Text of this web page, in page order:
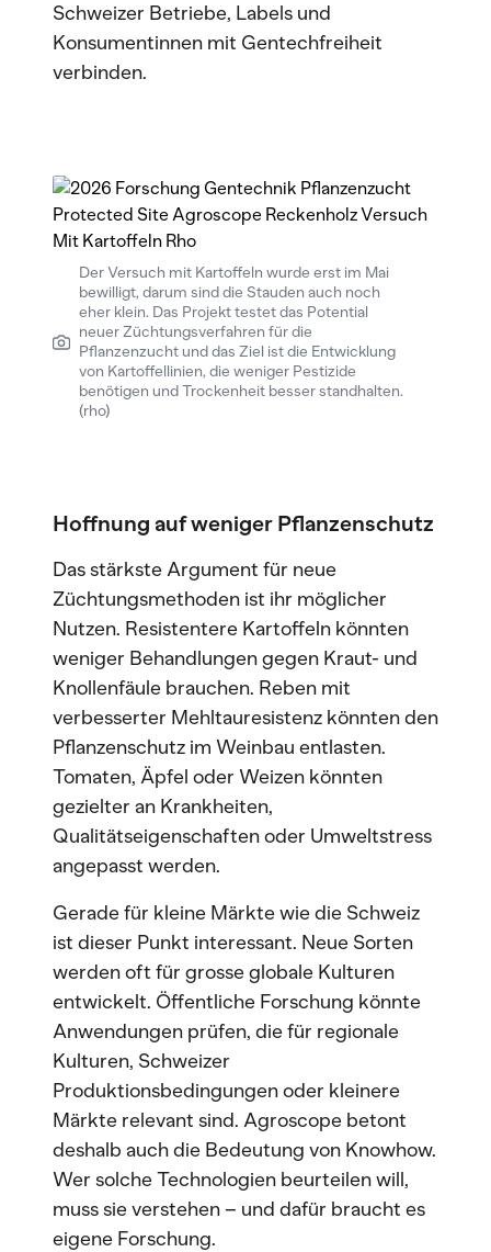
Schweizer Betriebe, Labels und
Konsumentinnen mit Gentechfreiheit
verbinden.
Der Versuch mit Kartoffeln wurde erst im Mai
bewilligt, darum sind die Stauden auch noch
eher klein. Das Projekt testet das Potential
neuer Züchtungsverfahren für die
Pflanzenzucht und das Ziel ist die Entwicklung
von Kartoffellinien, die weniger Pestizide
benötigen und Trockenheit besser standhalten.
(rho)
Hoffnung auf weniger Pflanzenschutz
Das stärkste Argument für neue
Züchtungsmethoden ist ihr möglicher
Nutzen. Resistentere Kartoffeln könnten
weniger Behandlungen gegen Kraut- und
Knollenfäule brauchen. Reben mit
verbesserter Mehltauresistenz könnten den
Pflanzenschutz im Weinbau entlasten.
Tomaten, Äpfel oder Weizen könnten
gezielter an Krankheiten,
Qualitätseigenschaften oder Umweltstress
angepasst werden.
Gerade für kleine Märkte wie die Schweiz
ist dieser Punkt interessant. Neue Sorten
werden oft für grosse globale Kulturen
entwickelt. Öffentliche Forschung könnte
Anwendungen prüfen, die für regionale
Kulturen, Schweizer
Produktionsbedingungen oder kleinere
Märkte relevant sind. Agroscope betont
deshalb auch die Bedeutung von Knowhow.
Wer solche Technologien beurteilen will,
muss sie verstehen – und dafür braucht es
eigene Forschung.